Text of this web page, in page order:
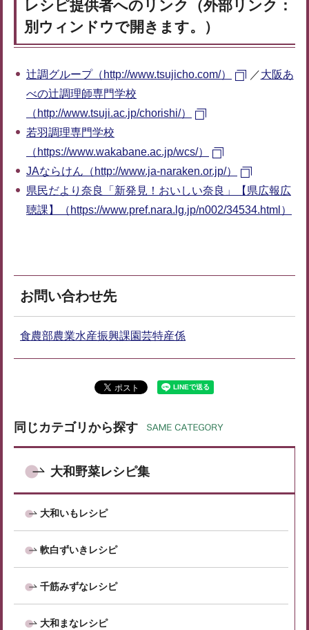
レシピ提供者へのリンク（外部リンク：
別ウィンドウで開きます。）
辻調グループ（http://www.tsujicho.com/） ／大阪あ
べの辻調理師専門学校
（http://www.tsuji.ac.jp/chorishi/）
若羽調理専門学校
（https://www.wakabane.ac.jp/wcs/）
JAならけん（http://www.ja-naraken.or.jp/）
県民だより奈良「新発見！おいしい奈良」【県広報広
聴課】（https://www.pref.nara.lg.jp/n002/34534.html）
お問い合わせ先
食農部農業水産振興課園芸特産係
同じカテゴリから探す
大和野菜レシピ集
大和いもレシピ
軟白ずいきレシピ
千筋みずなレシピ
大和まなレシピ